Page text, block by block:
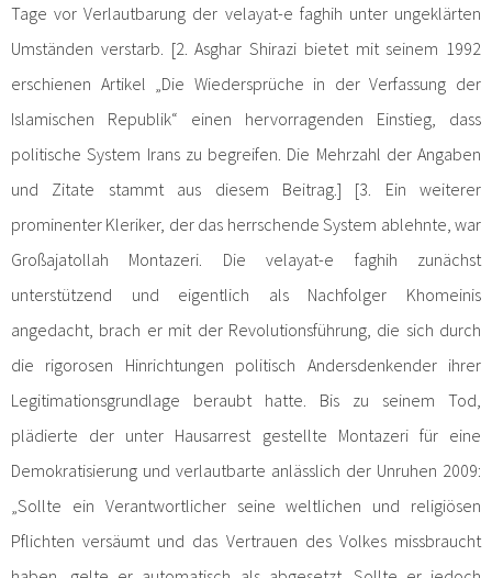
Tage vor Verlautbarung der velayat-e faghih unter ungeklärten
Umständen verstarb. [2. Asghar Shirazi bietet mit seinem 1992
erschienen Artikel „Die Wiedersprüche in der Verfassung der
Islamischen Republik“ einen hervorragenden Einstieg, dass
politische System Irans zu begreifen. Die Mehrzahl der Angaben
und Zitate stammt aus diesem Beitrag.] [3. Ein weiterer
prominenter Kleriker, der das herrschende System ablehnte, war
Großajatollah Montazeri. Die velayat-e faghih zunächst
unterstützend und eigentlich als Nachfolger Khomeinis
angedacht, brach er mit der Revolutionsführung, die sich durch
die rigorosen Hinrichtungen politisch Andersdenkender ihrer
Legitimationsgrundlage beraubt hatte. Bis zu seinem Tod,
plädierte der unter Hausarrest gestellte Montazeri für eine
Demokratisierung und verlautbarte anlässlich der Unruhen 2009:
„Sollte ein Verantwortlicher seine weltlichen und religiösen
Pflichten versäumt und das Vertrauen des Volkes missbraucht